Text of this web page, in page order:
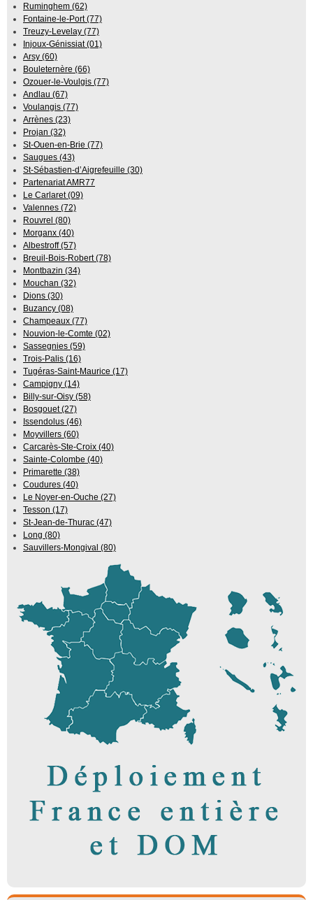
Ruminghem (62)
Fontaine-le-Port (77)
Treuzy-Levelay (77)
Injoux-Génissiat (01)
Arsy (60)
Bouleternère (66)
Ozouer-le-Voulgis (77)
Andlau (67)
Voulangis (77)
Arrènes (23)
Projan (32)
St-Ouen-en-Brie (77)
Saugues (43)
St-Sébastien-d’Aigrefeuille (30)
Partenariat AMR77
Le Carlaret (09)
Valennes (72)
Rouvrel (80)
Morganx (40)
Albestroff (57)
Breuil-Bois-Robert (78)
Montbazin (34)
Mouchan (32)
Dions (30)
Buzancy (08)
Champeaux (77)
Nouvion-le-Comte (02)
Sassegnies (59)
Trois-Palis (16)
Tugéras-Saint-Maurice (17)
Campigny (14)
Billy-sur-Oisy (58)
Bosgouet (27)
Issendolus (46)
Moyvillers (60)
Carcarès-Ste-Croix (40)
Sainte-Colombe (40)
Primarette (38)
Coudures (40)
Le Noyer-en-Ouche (27)
Tesson (17)
St-Jean-de-Thurac (47)
Long (80)
Sauvillers-Mongival (80)